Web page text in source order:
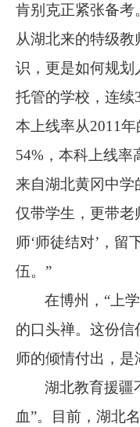
肯别克正紧张备考
从湖北来的特级
识，更是如何规划
托管的学校，连续
本上线率从2011年
54% ，本科上线率
来自湖北黄冈中学
仅带学生，更带老
师‘师徒结对’，留
伍。”
在博州， “上
的口头禅。这份
师的倾情付出，是
湖北教育援疆
血”。目前，湖北